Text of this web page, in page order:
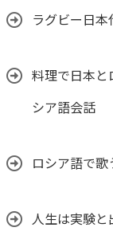
ラグビー日本
料理で日本と
シア語会話
ロシア語で歌
人生は実験と